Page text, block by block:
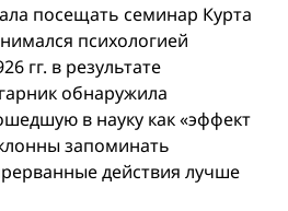
посещать семинар Курта
психологией
гг. в результате
обнаружила
в науку как «эффект
запоминать
действия лучше